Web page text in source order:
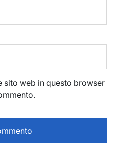
sito web in questo browser